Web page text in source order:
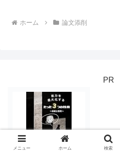
ホーム 論文添削
PR
メニュー ホーム 検索